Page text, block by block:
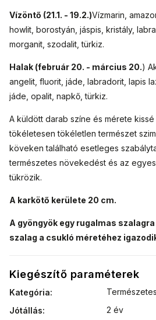
Vízöntő (21.1. - 19.2.)Vízmarin,
howlit, borostyán, jáspis, kristály,
morganit, szodalit, türkiz.
Halak (február 20. - március 20.)
angelit, fluorit, jáde, labradorit, lapis
jáde, opalit, napkő, türkiz.
A küldött darab színe és mérete
tökéletesen tökéletlen természet
köveken található esetleges
természetes növekedést és az
tükrözik.
A karkötő kerülete 20 cm.
A gyöngyök egy rugalmas
szalag a csukló méretéhez
Kiegészítő paraméterek
Kategória:
Jótállás:
2 év